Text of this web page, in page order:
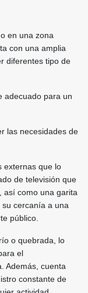
en una zona
con una amplia
diferentes tipo de
adecuado para un
las necesidades de
externas que lo
de televisión que
así como una garita
cercanía a una
público.
o quebrada, lo
el
Además, cuenta
constante de